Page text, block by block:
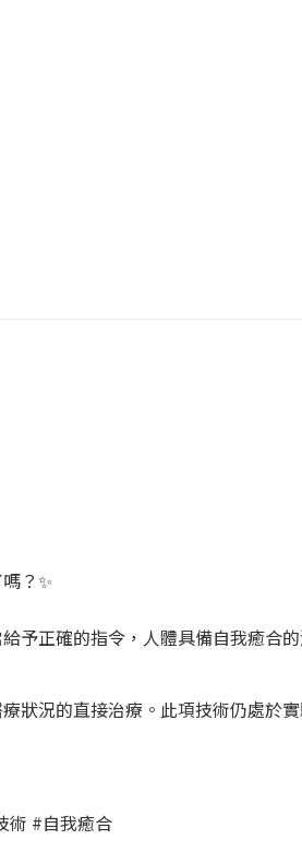
？✨
予正確的指令，人體具備自我癒合
狀況的直接治療。此項技術仍處於
術 #自我癒合